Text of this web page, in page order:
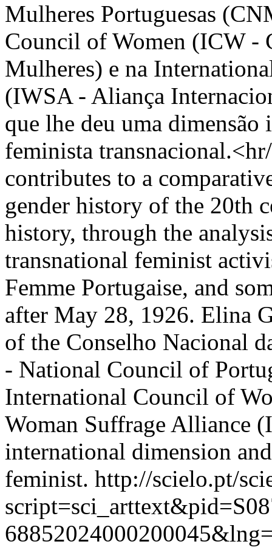
Mulheres Portuguesas
Council of Women (ICW -
Mulheres) e na
(IWSA - Aliança
que lhe deu uma
feminista
contributes to a
gender history of the 20th
history, through the
transnational feminist
Femme Portugaise, and
after May 28, 1926. Elina
of the Conselho Nacional
- National Council of
International Council of
Woman Suffrage Alliance
international dimension
feminist. http://scielo.pt/